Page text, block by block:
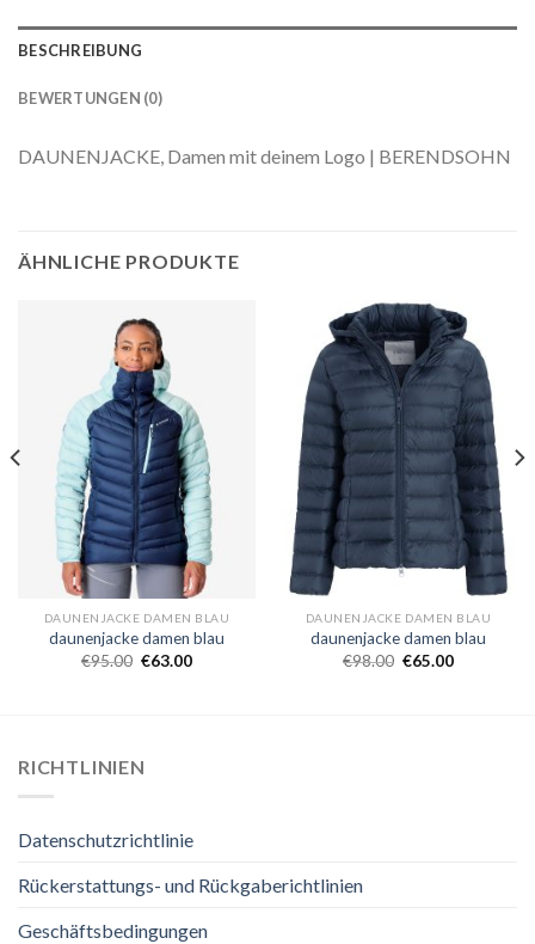
BESCHREIBUNG
BEWERTUNGEN (0)
DAUNENJACKE, Damen mit deinem Logo | BERENDSOHN
ÄHNLICHE PRODUKTE
DAUNENJACKE DAMEN BLAU
daunenjacke damen blau
€95.00 €63.00
DAUNENJACKE DAMEN BLAU
daunenjacke damen blau
€98.00 €65.00
RICHTLINIEN
Datenschutzrichtlinie
Rückerstattungs- und Rückgaberichtlinien
Geschäftsbedingungen